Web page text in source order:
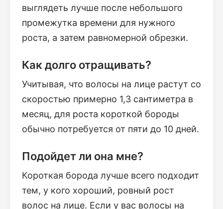
выглядеть лучше после небольшого
промежутка времени для нужного
роста, а затем равномерной обрезки.
Как долго отращивать?
Учитывая, что волосы на лице растут со
скоростью примерно 1,3 сантиметра в
месяц, для роста короткой бороды
обычно потребуется от пяти до 10 дней.
Подойдет ли она мне?
Короткая борода лучше всего подходит
тем, у кого хороший, ровный рост
волос на лице. Если у вас волосы на